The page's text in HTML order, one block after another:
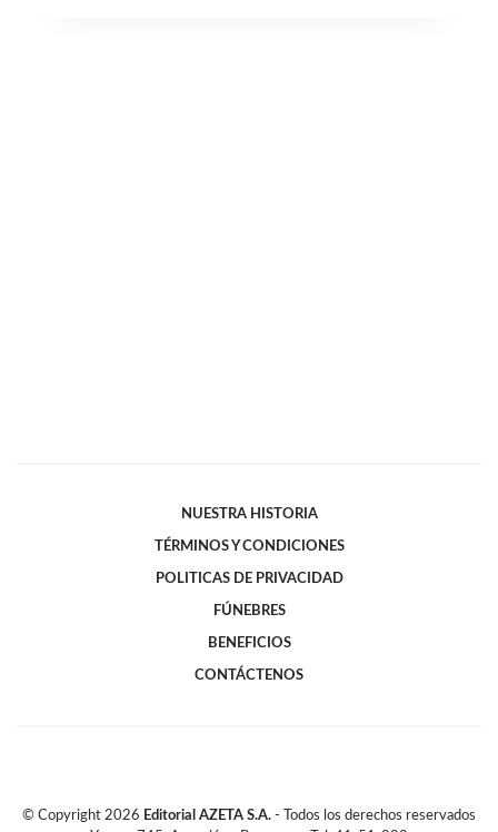
NUESTRA HISTORIA
TÉRMINOS Y CONDICIONES
POLITICAS DE PRIVACIDAD
FÚNEBRES
BENEFICIOS
CONTÁCTENOS
© Copyright 2026 Editorial AZETA S.A. - Todos los derechos reservados